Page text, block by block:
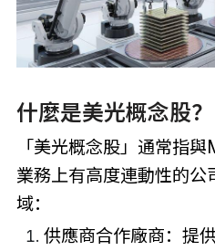
什麼是美光概念股？
「美光概念股」通常指
業務上有高度連動性的公
域：
供應商合作廠商：提